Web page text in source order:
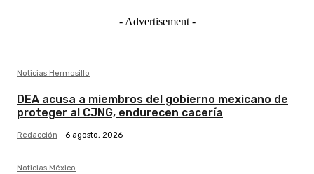
- Advertisement -
Noticias Hermosillo
DEA acusa a miembros del gobierno mexicano de
proteger al CJNG, endurecen cacería
Redacción - 6 agosto, 2026
Noticias México